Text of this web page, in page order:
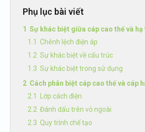
Phụ lục bài viết
Sự khác biệt giữa cáp cao thế và hạ
Chênh lệch điện áp
Sự khác biệt về cấu trúc
Sự khác biệt trong sử dụng
Cách phân biệt cáp cao thế và cáp
Lớp cách điện
Đánh dấu trên vỏ ngoài
Quy trình chế tạo